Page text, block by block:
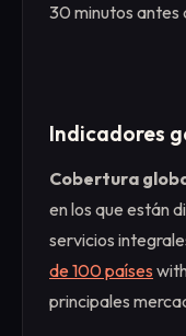
30 minutos antes
Indicadores
Cobertura
en los que están
servicios
de 100 países
principales